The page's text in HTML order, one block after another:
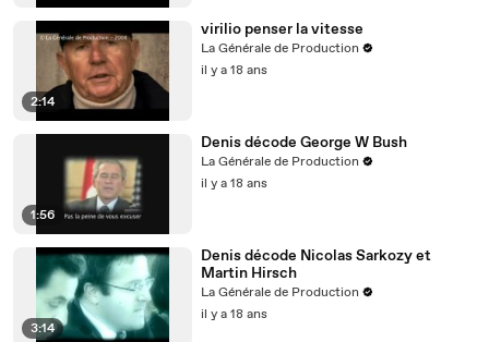
2:14
virilio penser la vitesse
La Générale de Production
il y a 18 ans
1:56
Denis décode George W Bush
La Générale de Production
il y a 18 ans
3:14
Denis décode Nicolas Sarkozy et
Martin Hirsch
La Générale de Production
il y a 18 ans